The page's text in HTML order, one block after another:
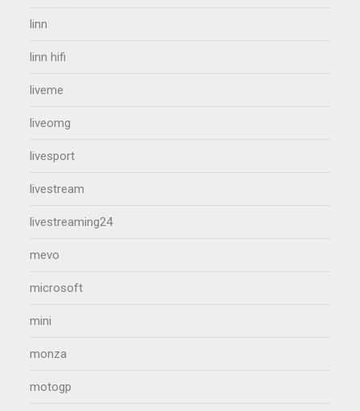
linn
linn hifi
liveme
liveomg
livesport
livestream
livestreaming24
mevo
microsoft
mini
monza
motogp